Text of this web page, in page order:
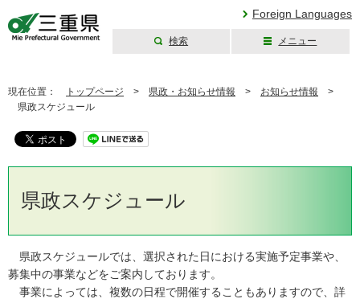
Foreign Languages
検索 メニュー
現在位置： トップページ > 県政・お知らせ情報 > お知らせ情報 >
県政スケジュール
県政スケジュール
県政スケジュールでは、選択された日における実施予定事業や、
募集中の事業などをご案内しております。
事業によっては、複数の日程で開催することもありますので、詳